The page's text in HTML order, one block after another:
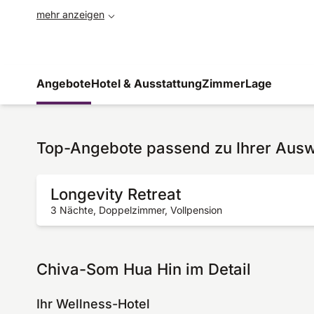
mehr anzeigen
AngeboteHotel & AusstattungZimmerLage
Top-Angebote passend zu Ihrer
Longevity Retreat
3 Nächte, Doppelzimmer, Vollpension
Chiva-Som Hua Hin im Detail
Ihr Wellness-Hotel